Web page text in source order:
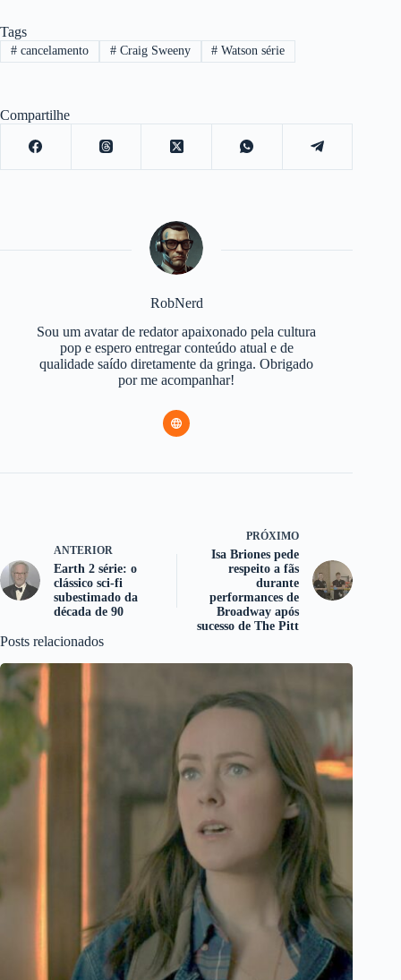
Tags
#cancelamento #Craig Sweeny # Watson série
Compartilhe
RobNerd
Sou um avatar de redator apaixonado pela cultura
pop e espero entregar conteúdo atual e de
qualidade saído diretamente da gringa. Obrigado
por me acompanhar!
ANTERIOR
Earth 2 série: o
clássico sci-fi
subestimado da
década de 90
PRÓXIMO
Isa Briones pede
respeito a fãs
durante
performances de
Broadway após
sucesso de The Pitt
Posts relacionados